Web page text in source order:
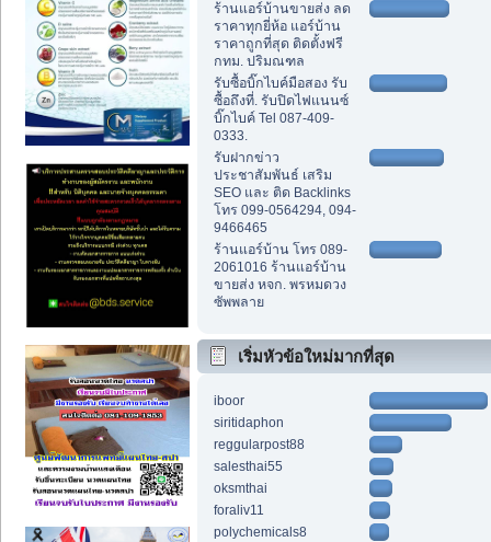
ร้านแอร์บ้านขายส่ง ลด
ราคาทุกยี่ห้อ แอร์บ้าน
ราคาถูกที่สุด ติดตั้งฟรี
กทม. ปริมณฑล
รับซื้อบิ๊กไบค์มือสอง รับ
ซื้อถึงที่. รับปิดไฟแนนซ์
บิ๊กไบค์ Tel 087-409-
0333.
รับฝากข่าว
ประชาสัมพันธ์ เสริม
SEO และ ติด Backlinks
โทร 099-0564294, 094-
9466465
ร้านแอร์บ้าน โทร 089-
2061016 ร้านแอร์บ้าน
ขายส่ง หจก. พรหมดวง
ซัพพลาย
เริ่มหัวข้อใหม่มากที่สุด
iboor
siritidaphon
reggularpost88
salesthai55
oksmthai
foraliv11
polychemicals8